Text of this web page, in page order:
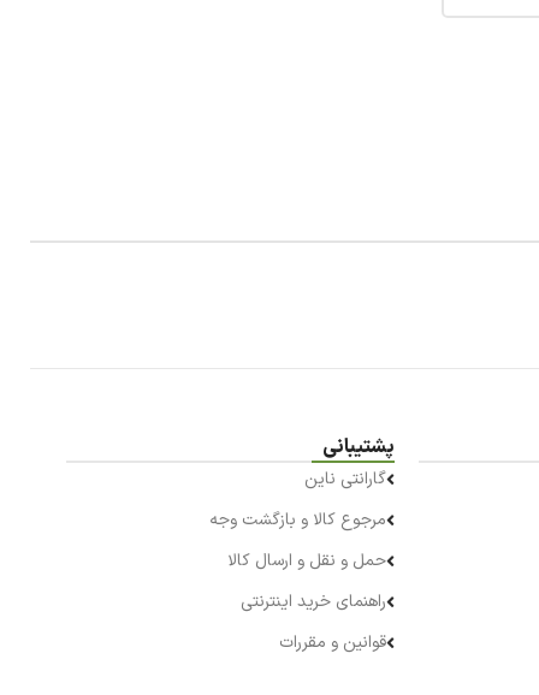
پشتیبانی
گارانتی ناین
مرجوع کالا و بازگشت وجه
حمل و نقل و ارسال کالا
راهنمای خرید اینترنتی
قوانین و مقررات